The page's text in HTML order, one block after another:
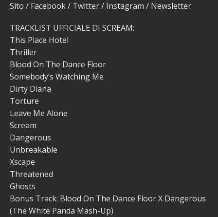
Sito / Facebook / Twitter / Instagram / Newsletter
TRACKLIST UFFICIALE DI SCREAM:
This Place Hotel
Thriller
Blood On The Dance Floor
Somebody’s Watching Me
Dirty Diana
Torture
Leave Me Alone
Scream
Dangerous
Unbreakable
Xscape
Threatened
Ghosts
Bonus Track: Blood On The Dance Floor X Dangerous
(The White Panda Mash-Up)